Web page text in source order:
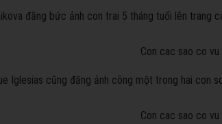
đăng bức ảnh con trai 5 tháng tuổi lên trang
Iglesias cũng đăng ảnh cõng một trong hai con